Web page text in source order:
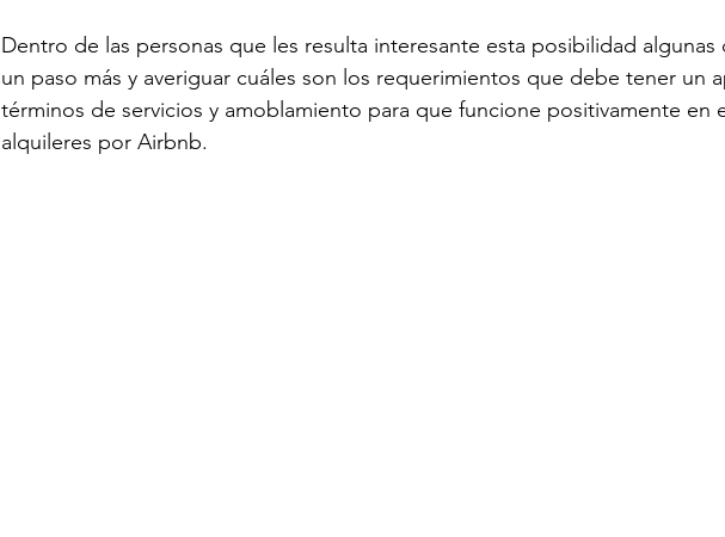
Dentro de las personas que les resulta interesante esta posibilidad algunas
un paso más y averiguar cuáles son los requerimientos que debe tener un
términos de servicios y amoblamiento para que funcione positivamente en
alquileres por Airbnb.